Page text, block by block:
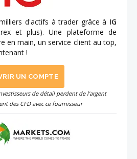
d'actifs à trader grâce à IG
et plus). Une plateforme de
en main, un service client au top,
!
UN COMPTE
de détail perdent de l'argent
des CFD avec ce fournisseur